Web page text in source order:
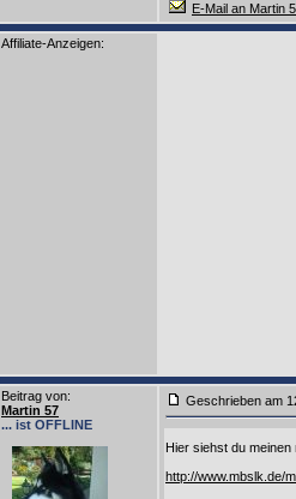
E-Mail an Martin
Affiliate-Anzeigen:
Beitrag von:
Martin 57
... ist OFFLINE
Geschrieben am
Hier siehst du
http://www.mbslk.de/